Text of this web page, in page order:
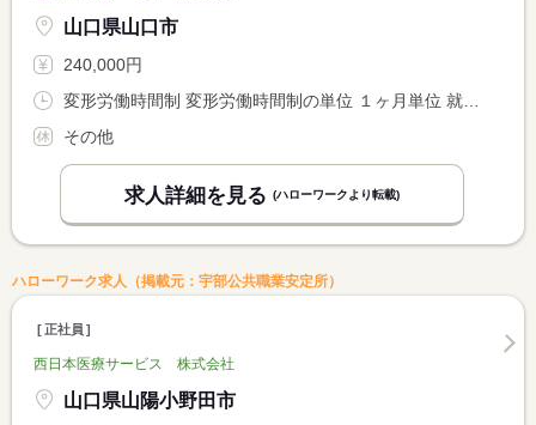
山口県山口市
240,000円
その他
求人詳細を見る (ハローワークより転載)
ハローワーク求人（掲載元：宇部公共職業安定所）
正社員
西日本医療サービス 株式会社
山口県山陽小野田市